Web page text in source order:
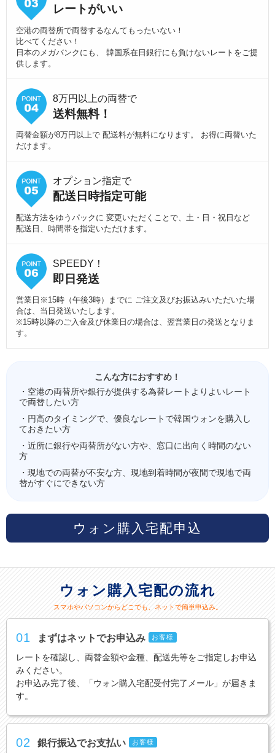
レートがいい
空港の両替所で両替するなんてもったいない！
比べてください！
日本のメガバンクにも、 韓国系在日銀行にも負けないレートをご提
供します。
8万円以上の両替で
送料無料！
両替金額が8万円以上で 配送料が無料になります。 お得に両替いた
だけます。
オプション指定で
配送日時指定可能
配送方法をゆうパックに 変更いただくことで、土・日・祝日など
配送日、時間帯を指定いただけます。
SPEEDY！
即日発送
営業日※15時（午後3時）までに ご注文及びお振込みいただいた場
合は、当日発送いたします。
※15時以降のご入金及び休業日の場合は、翌営業日の発送となりま
す。
こんな方におすすめ！
・空港の両替所や銀行が提供する為替レートよりよいレート
で両替したい方
・円高のタイミングで、優良なレートで韓国ウォンを購入し
ておきたい方
・近所に銀行や両替所がない方や、窓口に出向く時間のない
方
・現地での両替が不安な方、現地到着時間が夜間で現地で両
替がすぐにできない方
ウォン購入宅配申込
ウォン購入宅配の流れ
スマホやパソコンからどこでも、ネットで簡単申込み。
01 まずはネットでお申込み お客様
レートを確認し、両替金額や金種、配送先等をご指定しお申込
みください。
お申込み完了後、「ウォン購入宅配受付完了メール」が届きま
す。
02 銀行振込でお支払い お客様